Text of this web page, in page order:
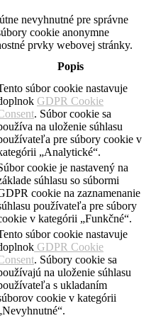
nevyhnutné pre správne
cookie anonymne
prvky webovej stránky.
Popis
súbor cookie nastavuje
GDPR Cookie
. Súbor cookie sa
na uloženie súhlasu
pre súbory cookie v
„Analytické“.
cookie je nastavený na
súhlasu so súbormi
cookie na zaznamenanie
používateľa pre súbory
v kategórii „Funkčné“.
súbor cookie nastavuje
GDPR Cookie
. Súbory cookie sa
na uloženie súhlasu
s ukladaním
cookie v kategórii